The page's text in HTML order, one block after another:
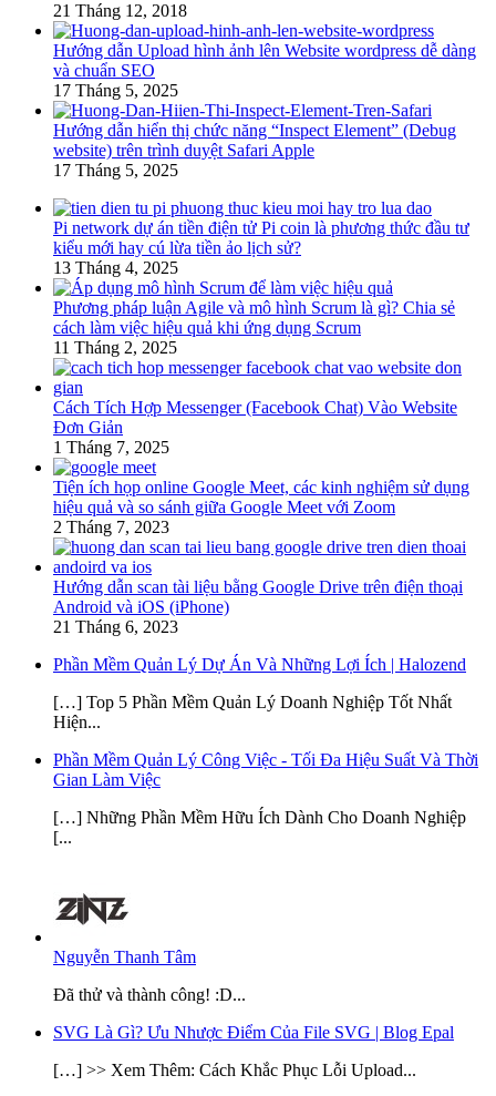
21 Tháng 12, 2018
Hướng dẫn Upload hình ảnh lên Website wordpress dễ dàng
và chuẩn SEO
17 Tháng 5, 2025
Hướng dẫn hiển thị chức năng “Inspect Element” (Debug
website) trên trình duyệt Safari Apple
17 Tháng 5, 2025
Pi network dự án tiền điện tử Pi coin là phương thức đầu tư
kiểu mới hay cú lừa tiền ảo lịch sử?
13 Tháng 4, 2025
Phương pháp luận Agile và mô hình Scrum là gì? Chia sẻ
cách làm việc hiệu quả khi ứng dụng Scrum
11 Tháng 2, 2025
Cách Tích Hợp Messenger (Facebook Chat) Vào Website
Đơn Giản
1 Tháng 7, 2025
Tiện ích họp online Google Meet, các kinh nghiệm sử dụng
hiệu quả và so sánh giữa Google Meet với Zoom
2 Tháng 7, 2023
Hướng dẫn scan tài liệu bằng Google Drive trên điện thoại
Android và iOS (iPhone)
21 Tháng 6, 2023
Phần Mềm Quản Lý Dự Án Và Những Lợi Ích | Halozend
[…] Top 5 Phần Mềm Quản Lý Doanh Nghiệp Tốt Nhất
Hiện...
Phần Mềm Quản Lý Công Việc - Tối Đa Hiệu Suất Và Thời
Gian Làm Việc
[…] Những Phần Mềm Hữu Ích Dành Cho Doanh Nghiệp
[...
Nguyễn Thanh Tâm
Đã thử và thành công! :D...
SVG Là Gì? Ưu Nhược Điểm Của File SVG | Blog Epal
[…] >> Xem Thêm: Cách Khắc Phục Lỗi Upload...